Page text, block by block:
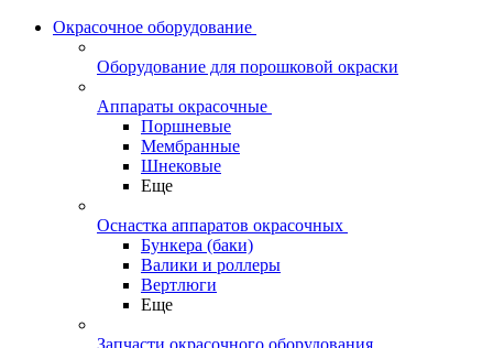
Окрасочное оборудование
Оборудование для порошковой окраски
Аппараты окрасочные
Поршневые
Мембранные
Шнековые
Еще
Оснастка аппаратов окрасочных
Бункера (баки)
Валики и роллеры
Вертлюги
Еще
Запчасти окрасочного оборудования